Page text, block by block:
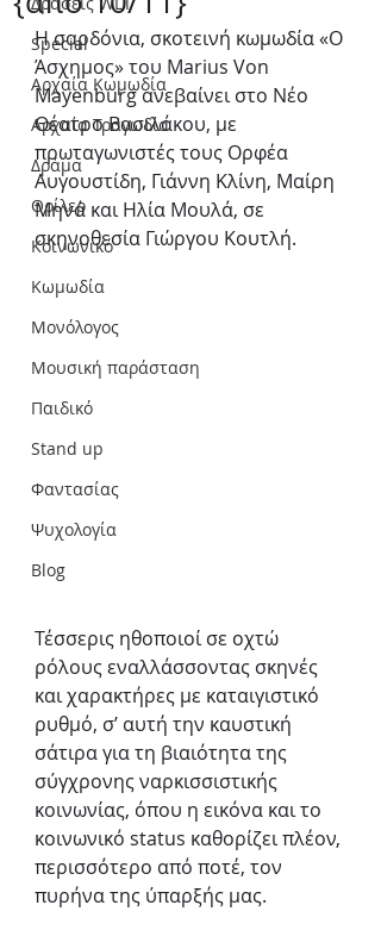
Special
Αρχαία Κωμωδία
Αρχαία Τραγωδία
Δράμα
Θρίλερ
Κοινωνικό
Κωμωδία
Μονόλογος
Μουσική παράσταση
Παιδικό
Stand up
Φαντασίας
Ψυχολογία
Blog
Η σαρδόνια, σκοτεινή κωμωδία «Ο
Άσχημος» του Marius Von
Mayenburg ανεβαίνει στο Νέο
Θέατρο Βασιλάκου, με
πρωταγωνιστές τους Ορφέα
Αυγουστίδη, Γιάννη Κλίνη, Μαίρη
Μηνά και Ηλία Μουλά, σε
σκηνοθεσία Γιώργου Κουτλή.
Τέσσερις ηθοποιοί σε οχτώ
ρόλους εναλλάσσοντας σκηνές
και χαρακτήρες με καταιγιστικό
ρυθμό, σ’ αυτή την καυστική
σάτιρα για τη βιαιότητα της
σύγχρονης ναρκισσιστικής
κοινωνίας, όπου η εικόνα και το
κοινωνικό status καθορίζει πλέον,
περισσότερο από ποτέ, τον
πυρήνα της ύπαρξής μας.